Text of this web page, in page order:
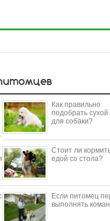
Как правильно
подобрать сухой
для собаки?
Стоит ли
едой со стола?
Если питомец
выполнять